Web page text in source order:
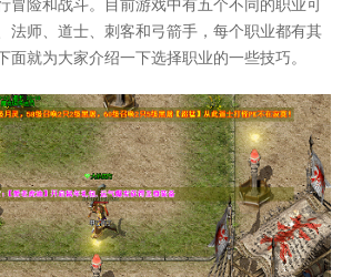
冒险和战斗。目前游戏中有五个不同的职业可
法师、道士、刺客和弓箭手，每个职业都有其
面就为大家介绍一下选择职业的一些技巧。